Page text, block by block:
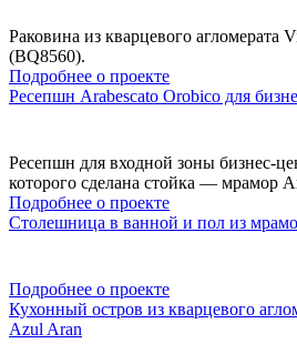
Раковина из кварцевого агломерата
(BQ8560).
Подробнее о проекте
Ресепшн Arabescato Orobico для
Ресепшн для входной зоны бизнес-
которого сделана стойка — мрамор
Подробнее о проекте
Столешница в ванной и пол из
Подробнее о проекте
Кухонный остров из кварцевого
Azul Aran